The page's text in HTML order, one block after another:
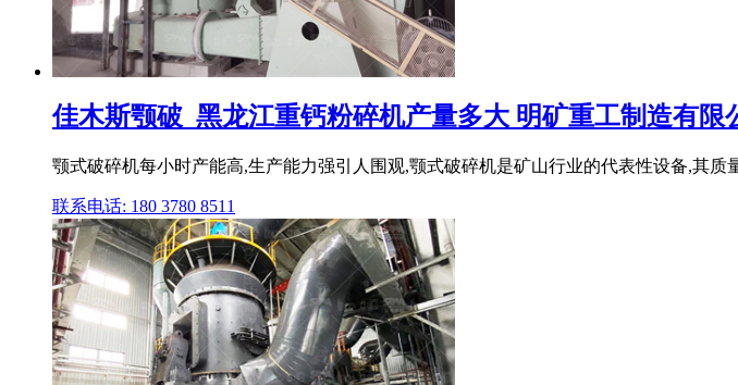
佳木斯颚破_黑龙江重钙粉碎机产量多大 明矿重工制造有限
颚式破碎机每小时产能高,生产能力强引人围观,颚式破碎机是矿山行业的代表性设备,其
联系电话: 180 3780 8511